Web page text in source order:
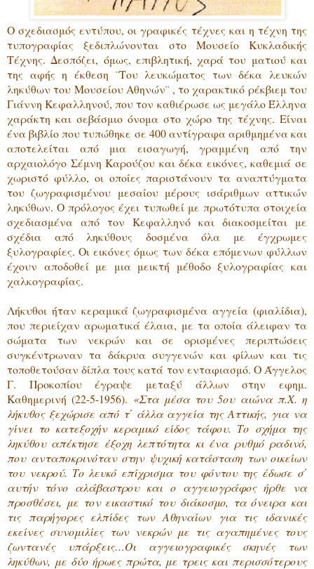
Ο σχεδιασμός εντύπου, οι γραφικές τέχνες και η τέχνη της
τυπογραφίας ξεδιπλώνονται στο Μουσείο Κυκλαδικής
Τέχνης. Δεσπόζει, όμως, επιβλητική, χαρά του ματιού και
της αφής η έκθεση ¨Του λευκώματος των δέκα λευκών
ληκύθων του Μουσείου Αθηνών¨ , το χαρακτικό ρέκβιεμ του
Γιάννη Κεφαλληνού, που τον καθιέρωσε ως μεγάλο Έλληνα
χαράκτη και σεβάσμιο όνομα στο χώρο της τέχνης. Είναι
ένα βιβλίο που τυπώθηκε σε 400 αντίγραφα αριθμημένα και
αποτελείται από μια εισαγωγή, γραμμένη από την
αρχαιολόγο Σέμνη Καρούζου και δέκα εικόνες, καθεμιά σε
χωριστό φύλλο, οι οποίες παριστάνουν τα αναπτύγματα
του ζωγραφισμένου μεσαίου μέρους ισάριθμων αττικών
ληκύθων. Ο πρόλογος έχει τυπωθεί με πρωτότυπα στοιχεία
σχεδιασμένα από τον Κεφαλληνό και διακοσμείται με
σχέδια από ληκύθους δοσμένα όλα με έγχρωμες
ξυλογραφίες. Οι εικόνες όμως των δέκα επόμενων φύλλων
έχουν αποδοθεί με μια μεικτή μέθοδο ξυλογραφίας και
χαλκογραφίας.
Λήκυθοι ήταν κεραμικά ζωγραφισμένα αγγεία (φιαλίδια),
που περιείχαν αρωματικά έλαια, με τα οποία άλειφαν τα
σώματα των νεκρών και σε ορισμένες περιπτώσεις
συγκέντρωναν τα δάκρυα συγγενών και φίλων και τις
τοποθετούσαν δίπλα τους κατά τον ενταφιασμό. Ο Άγγελος
Γ. Προκοπίου έγραψε μεταξύ άλλων στην εφημ.
Καθημερινή (22-5-1956). «Στα μέσα του 5ου αιώνα π.Χ. η
λήκυθος ξεχώρισε από τ΄ άλλα αγγεία της Αττικής, για να
γίνει το κατεξοχήν κεραμικό είδος τάφου. Το σχήμα της
ληκύθου απέκτησε έξοχη λεπτότητα κι ένα ρυθμό ραδινό,
που ανταποκρινόταν στην ψυχική κατάσταση των οικείων
του νεκρού. Το λευκό επίχρισμα του φόντου της έδωσε σ΄
αυτήν τόνο αλάβαστρου και ο αγγειογράφος ήρθε να
προσθέσει, με τον εικαστικό του διάκοσμο, τα όνειρα και
τις παρήγορες ελπίδες των Αθηναίων για τις ιδανικές
εκείνες συνομιλίες των νεκρών με τις αγαπημένες τους
ζωντανές υπάρξεις…Οι αγγειογραφικές σκηνές των
ληκύθων, με δύο ήρωες πρώτα, με τρεις και περισσότερους